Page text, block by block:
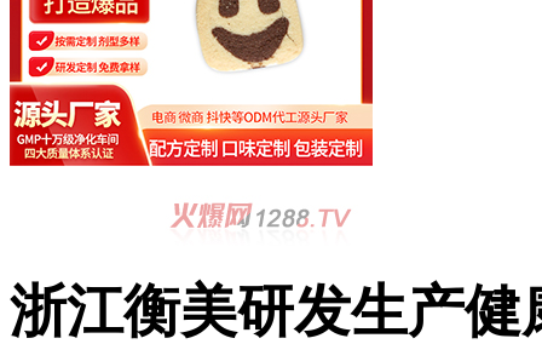
浙江衡美研发生产